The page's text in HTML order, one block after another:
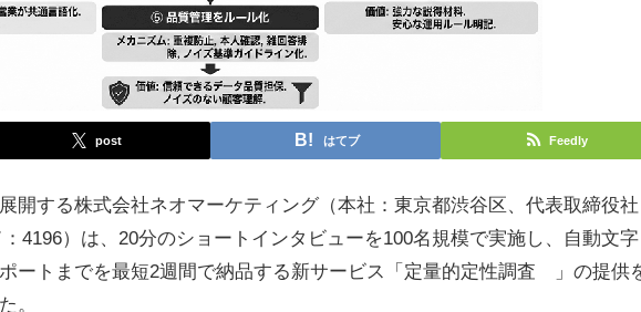
post はてブ Feedly
開する株式会社ネオマーケティング（本社：東京都渋谷区、代表取締役社
4196）は、20分のショートインタビューを100名規模で実施し、自動文字
ートまでを最短2週間で納品する新サービス「定量的定性調査™」の提供
。